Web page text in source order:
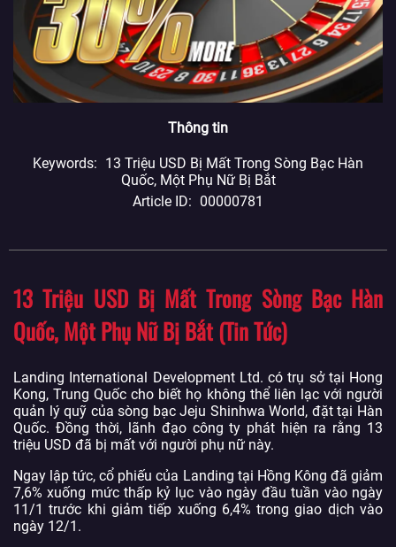
Thông tin
Keywords
13 Triệu USD Bị Mất Trong Sòng Bạc Hàn
Quốc, Một Phụ Nữ Bị Bắt
Article ID
00000781
13 Triệu USD Bị Mất Trong Sòng Bạc Hàn
Quốc, Một Phụ Nữ Bị Bắt (Tin Tức)
Landing International Development Ltd. có trụ sở tại Hong
Kong, Trung Quốc cho biết họ không thể liên lạc với người
quản lý quỹ của sòng bạc Jeju Shinhwa World, đặt tại Hàn
Quốc. Đồng thời, lãnh đạo công ty phát hiện ra rằng 13
triệu USD đã bị mất với người phụ nữ này.
Ngay lập tức, cổ phiếu của Landing tại Hồng Kông đã giảm
7,6% xuống mức thấp kỷ lục vào ngày đầu tuần vào ngày
11/1 trước khi giảm tiếp xuống 6,4% trong giao dịch vào
ngày 12/1.